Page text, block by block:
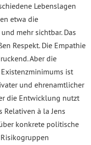
Lebenslagen
etwa die
mehr sichtbar. Das
Respekt. Die Empathie
Aber die
ist
und ehrenamtlicher
die Entwicklung nutzt
à la Jens
konkrete politische